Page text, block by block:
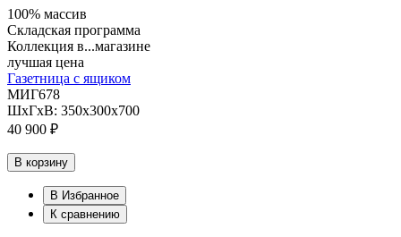
100% массив
Складская программа
Коллекция в...магазине
лучшая цена
Газетница с ящиком
МИГ678
ШхГхВ: 350х300х700
40 900 ₽
В корзину
В Избранное
К сравнению